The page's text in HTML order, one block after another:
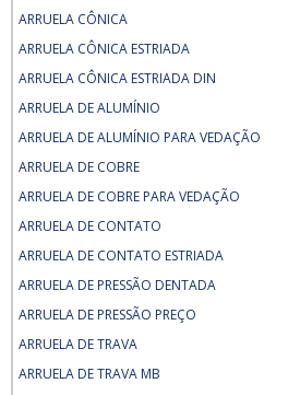
ARRUELA CÔNICA
ARRUELA CÔNICA ESTRIADA
ARRUELA CÔNICA ESTRIADA DIN
ARRUELA DE ALUMÍNIO
ARRUELA DE ALUMÍNIO PARA VEDAÇÃO
ARRUELA DE COBRE
ARRUELA DE COBRE PARA VEDAÇÃO
ARRUELA DE CONTATO
ARRUELA DE CONTATO ESTRIADA
ARRUELA DE PRESSÃO DENTADA
ARRUELA DE PRESSÃO PREÇO
ARRUELA DE TRAVA
ARRUELA DE TRAVA MB